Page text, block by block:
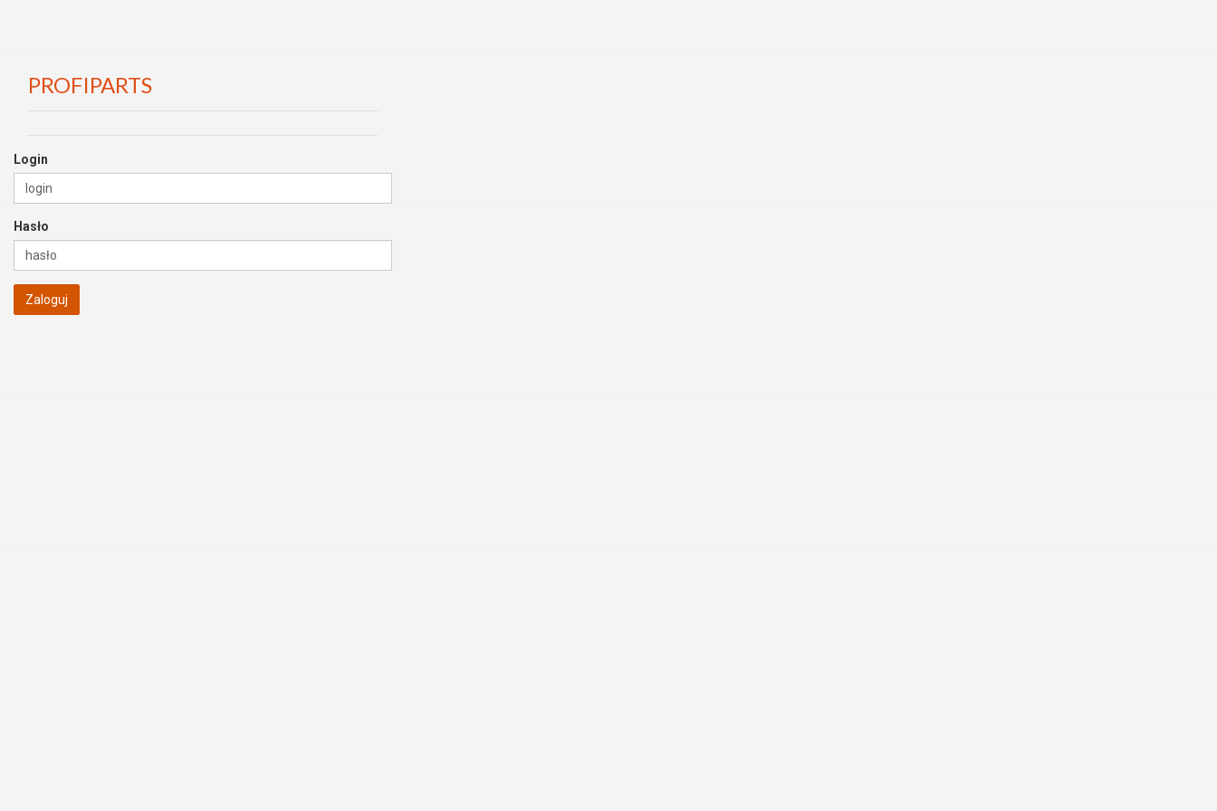
PROFIPARTS
Login
Hasło
Zaloguj